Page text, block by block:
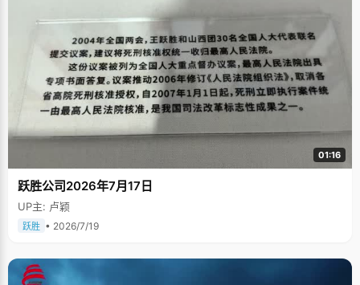
01:16
跃胜公司2026年7月17日
UP主: 卢颖
跃胜 • 2026/7/19